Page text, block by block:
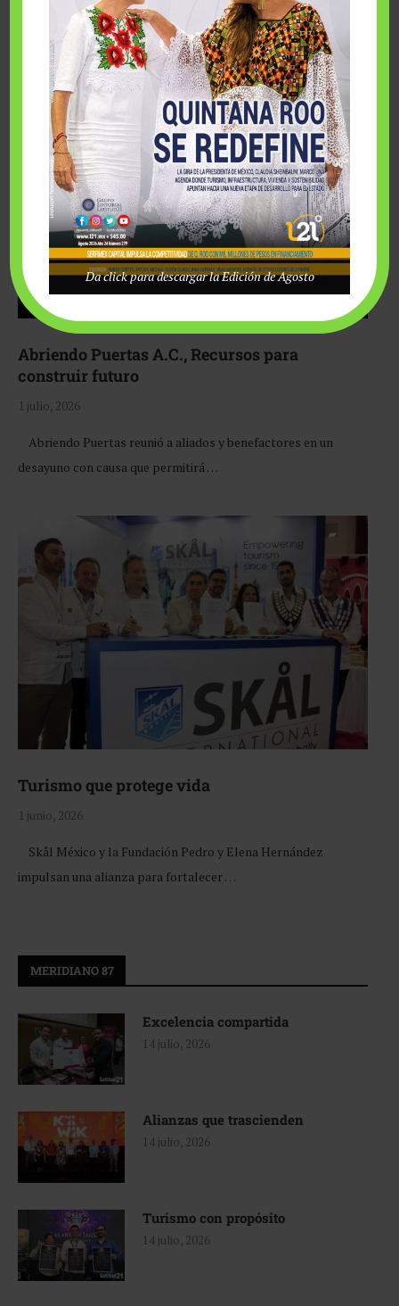
Fairmont Mayakoba y Make-A-Wish México unieron
esfuerzos para hacer realidad el deseo de una …
Abriendo Puertas A.C., Recursos para
construir futuro
1 julio, 2026
Abriendo Puertas reunió a aliados y benefactores en un
desayuno con causa que permitirá …
Turismo que protege vida
1 junio, 2026
Skål México y la Fundación Pedro y Elena Hernández
impulsan una alianza para fortalecer …
MERIDIANO 87
Excelencia compartida
14 julio, 2026
Alianzas que trascienden
14 julio, 2026
Turismo con propósito
14 julio, 2026
Da click para descargar la Edición de Agosto